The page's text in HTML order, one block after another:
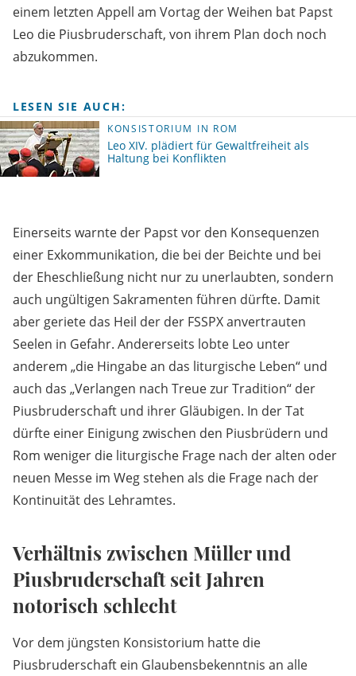
einem letzten Appell am Vortag der Weihen bat Papst
Leo die Piusbruderschaft, von ihrem Plan doch noch
abzukommen.
LESEN SIE AUCH:
KONSISTORIUM IN ROM
Leo XIV. plädiert für Gewaltfreiheit als
Haltung bei Konflikten
Einerseits warnte der Papst vor den Konsequenzen
einer Exkommunikation, die bei der Beichte und bei
der Eheschließung nicht nur zu unerlaubten, sondern
auch ungültigen Sakramenten führen dürfte. Damit
aber geriete das Heil der der FSSPX anvertrauten
Seelen in Gefahr. Andererseits lobte Leo unter
anderem „die Hingabe an das liturgische Leben“ und
auch das „Verlangen nach Treue zur Tradition“ der
Piusbruderschaft und ihrer Gläubigen. In der Tat
dürfte einer Einigung zwischen den Piusbrüdern und
Rom weniger die liturgische Frage nach der alten oder
neuen Messe im Weg stehen als die Frage nach der
Kontinuität des Lehramtes.
Verhältnis zwischen Müller und
Piusbruderschaft seit Jahren
notorisch schlecht
Vor dem jüngsten Konsistorium hatte die
Piusbruderschaft ein Glaubensbekenntnis an alle